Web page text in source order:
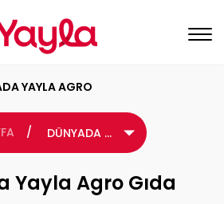
YAYLA AGRO
/ DÜNYADA YAYLA AGRO
Yayla Agro Gıda
LÜBNAN
MALEZYA
MALTA